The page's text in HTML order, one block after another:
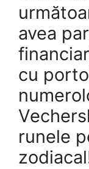
avea
cu
runele